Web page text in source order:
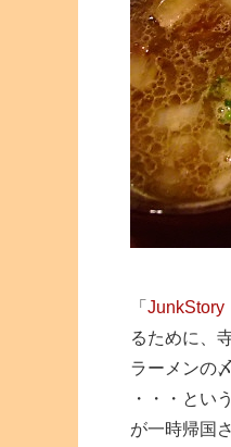
「
るために、
ラーメンの
・・・とい
が一時帰国